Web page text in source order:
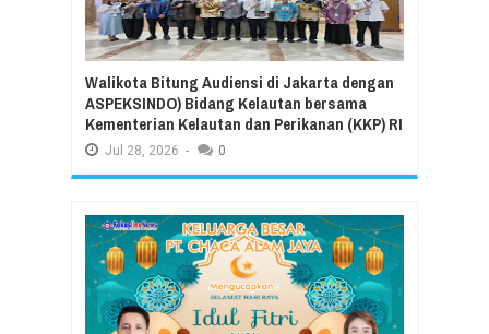
Walikota Bitung Audiensi di Jakarta dengan
ASPEKSINDO) Bidang Kelautan bersama
Kementerian Kelautan dan Perikanan (KKP) RI
Jul 28, 2026 - 0